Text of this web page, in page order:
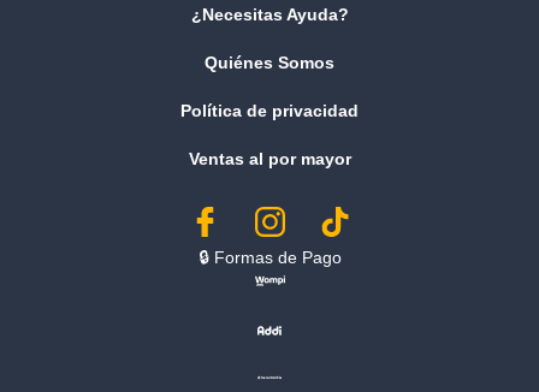
¿Necesitas Ayuda?
Quiénes Somos
Política de privacidad
Ventas al por mayor
🔒︎ Formas de Pago